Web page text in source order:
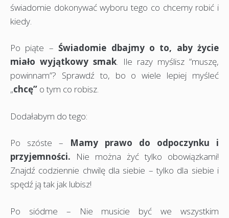
świadomie dokonywać wyboru tego co chcemy robić i
kiedy.
Po piąte –Świadomie dbajmy o to, aby życie
miało wyjątkowy smak. Ile razy myślisz ”muszę,
powinnam”? Sprawdź to, bo o wiele lepiej myśleć
„chcę” o tym co robisz.
Dodałabym do tego:
Po szóste – Mamy prawo do odpoczynku i
przyjemności. Nie można żyć tylko obowiązkami!
Znajdź codziennie chwilę dla siebie – tylko dla siebie i
spędź ją tak jak lubisz!
Po siódme – Nie musicie być we wszystkim